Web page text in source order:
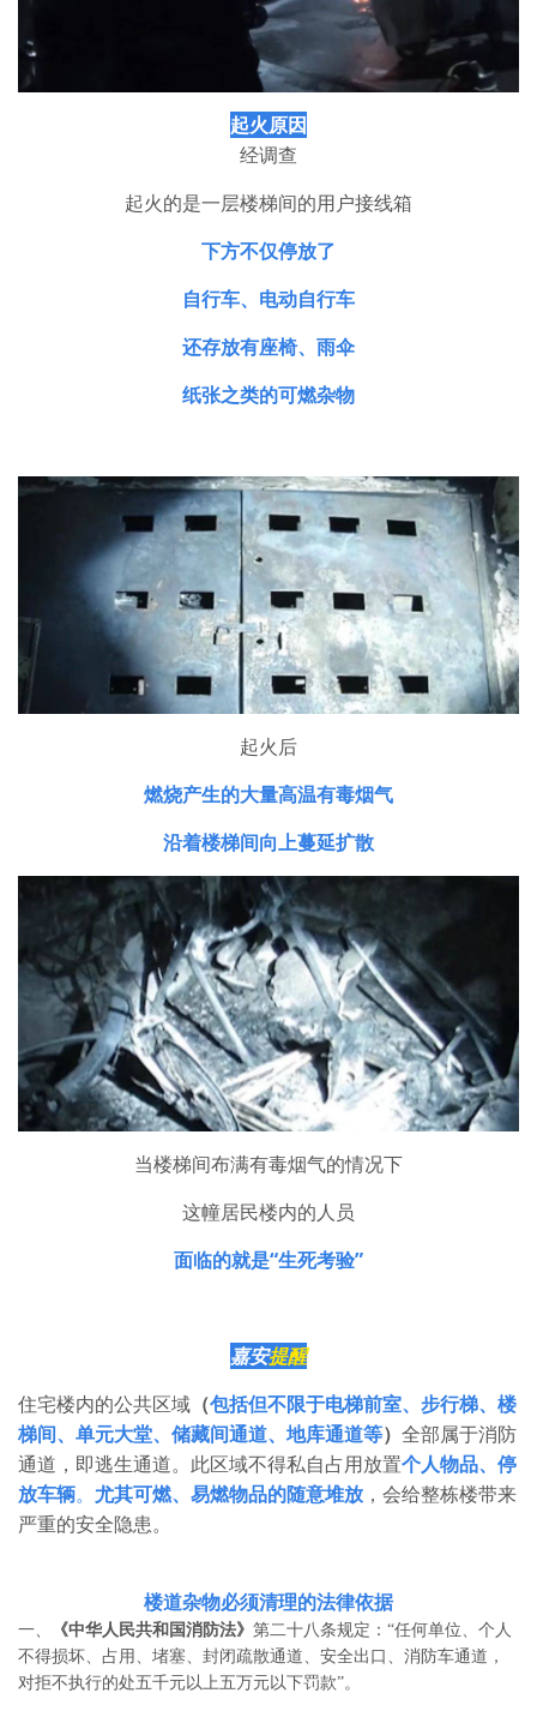
起火原因
经调查
起火的是一层楼梯间的用户接线箱
下方不仅停放了
自行车、电动自行车
还存放有座椅、雨伞
纸张之类的可燃杂物
起火后
燃烧产生的大量高温有毒烟气
沿着楼梯间向上蔓延扩散
当楼梯间布满有毒烟气的情况下
这幢居民楼内的人员
面临的就是“生死考验”
嘉安提醒
住宅楼内的公共区域 （包括但不限于电梯前室、步行梯、楼
梯间、单元大堂、储藏间通道、地库通道等） 全部属于消防
通道，即逃生通道。此区域不得私自占用放置个人物品、停
放车辆。 尤其可燃、易燃物品的随意堆放 ，会给整栋楼带来
严重的安全隐患。
楼道杂物必须清理的法律依据
一、 《中华人民共和国消防法》 第二十八条规定：“任何单位、个人
不得损坏、占用、堵塞、封闭疏散通道、安全出口、消防车通道，
对拒不执行的处五千元以上五万元以下罚款”。